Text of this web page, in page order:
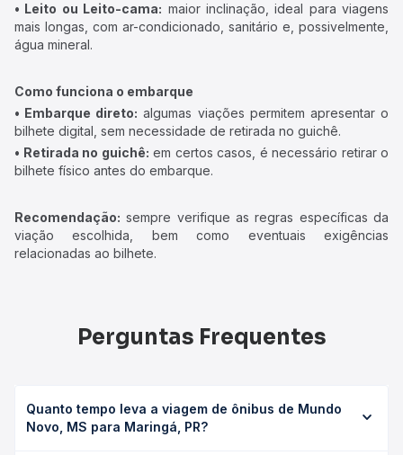
• Leito ou Leito-cama: maior inclinação, ideal para viagens
mais longas, com ar-condicionado, sanitário e, possivelmente,
água mineral.
Como funciona o embarque
• Embarque direto: algumas viações permitem apresentar o
bilhete digital, sem necessidade de retirada no guichê.
• Retirada no guichê: em certos casos, é necessário retirar o
bilhete físico antes do embarque.
Recomendação: sempre verifique as regras específicas da
viação escolhida, bem como eventuais exigências
relacionadas ao bilhete.
Perguntas Frequentes
Quanto tempo leva a viagem de ônibus de Mundo
Novo, MS para Maringá, PR?